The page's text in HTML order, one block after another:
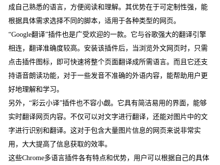
成自己熟悉的语言，方便阅读和理解。其优势在于可定制性强，能
根据具体需求选择不同的脚本，适用于各种类型的网页。
“Google翻译”插件也是广受欢迎的一款。它与谷歌强大的翻译引擎
相连，翻译准确度较高。安装该插件后，当浏览外文网页时，只需
点击插件图标，即可快速将整个页面翻译成所需语言。而且它还支
持语音朗读功能，对于一些发音不准确的外语内容，能帮助用户更
好地理解和学习。
另外，“彩云小译”插件也不容小觑。它具有简洁易用的界面，能够
实时翻译网页内容。不仅可以对文字进行翻译，还能对图片中的文
字进行识别和翻译。这对于包含大量图片信息的网页来说非常实
用，大大提高了信息获取的效率。
这些Chrome多语言插件各有特点和优势，用户可以根据自己的具体